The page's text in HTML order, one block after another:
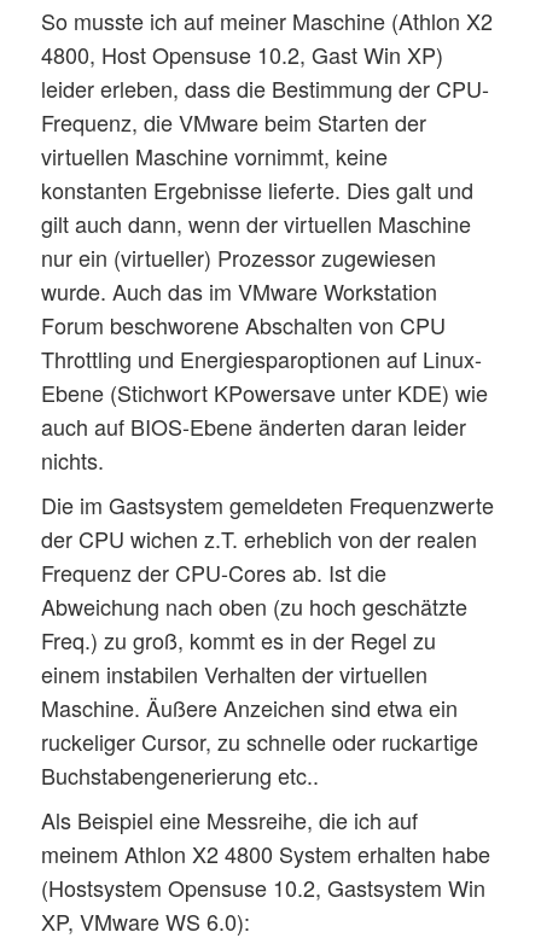
So musste ich auf meiner Maschine (Athlon X2
4800, Host Opensuse 10.2, Gast Win XP)
leider erleben, dass die Bestimmung der CPU-
Frequenz, die VMware beim Starten der
virtuellen Maschine vornimmt, keine
konstanten Ergebnisse lieferte. Dies galt und
gilt auch dann, wenn der virtuellen Maschine
nur ein (virtueller) Prozessor zugewiesen
wurde. Auch das im VMware Workstation
Forum beschworene Abschalten von CPU
Throttling und Energiesparoptionen auf Linux-
Ebene (Stichwort KPowersave unter KDE) wie
auch auf BIOS-Ebene änderten daran leider
nichts.
Die im Gastsystem gemeldeten Frequenzwerte
der CPU wichen z.T. erheblich von der realen
Frequenz der CPU-Cores ab. Ist die
Abweichung nach oben (zu hoch geschätzte
Freq.) zu groß, kommt es in der Regel zu
einem instabilen Verhalten der virtuellen
Maschine. Äußere Anzeichen sind etwa ein
ruckeliger Cursor, zu schnelle oder ruckartige
Buchstabengenerierung etc..
Als Beispiel eine Messreihe, die ich auf
meinem Athlon X2 4800 System erhalten habe
(Hostsystem Opensuse 10.2, Gastsystem Win
XP, VMware WS 6.0):